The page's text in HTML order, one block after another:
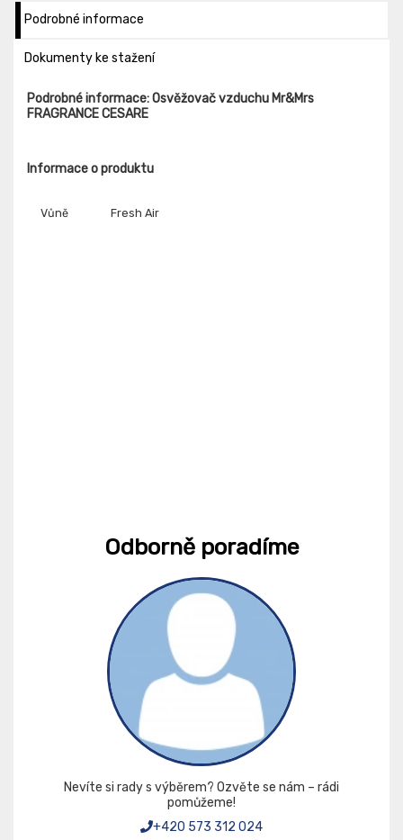
Podrobné informace
Dokumenty ke stažení
Podrobné informace: Osvěžovač vzduchu Mr&Mrs
FRAGRANCE CESARE
Informace o produktu
Vůně Fresh Air
Odborně poradíme
Nevíte si rady s výběrem? Ozvěte se nám – rádi
pomůžeme!
+420 573 312 024